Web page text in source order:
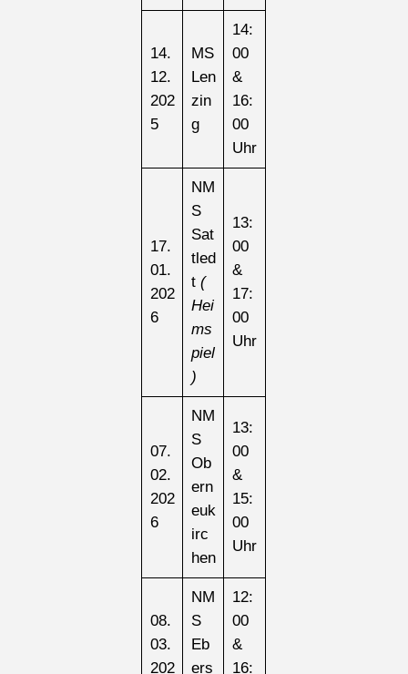
14.
12.
202
5
MS
Len
zin
g
14:
00
&
16:
00
Uhr
17.
01.
202
6
NM
S
Sat
tled
t (
Hei
ms
piel
)
13:
00
&
17:
00
Uhr
07.
02.
202
6
NM
S
Ob
ern
euk
irc
hen
13:
00
&
15:
00
Uhr
08.
03.
202
NM
S
Eb
ers
12:
00
&
16: